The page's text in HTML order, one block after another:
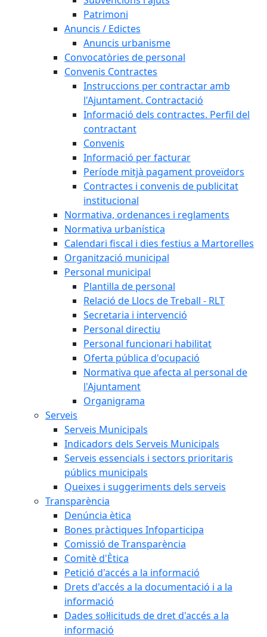
Patrimoni
Anuncis / Edictes
Anuncis urbanisme
Convocatòries de personal
Convenis Contractes
Instruccions per contractar amb
l'Ajuntament. Contractació
Informació dels contractes. Perfil del
contractant
Convenis
Informació per facturar
Període mitjà pagament proveïdors
Contractes i convenis de publicitat
institucional
Normativa, ordenances i reglaments
Normativa urbanística
Calendari fiscal i dies festius a Martorelles
Organització municipal
Personal municipal
Plantilla de personal
Relació de Llocs de Treball - RLT
Secretaria i intervenció
Personal directiu
Personal funcionari habilitat
Oferta pública d'ocupació
Normativa que afecta al personal de
l'Ajuntament
Organigrama
Serveis
Serveis Municipals
Indicadors dels Serveis Municipals
Serveis essencials i sectors prioritaris
públics municipals
Queixes i suggeriments dels serveis
Transparència
Denúncia ètica
Bones pràctiques Infoparticipa
Comissió de Transparència
Comitè d'Ètica
Petició d'accés a la informació
Drets d'accés a la documentació i a la
informació
Dades sol·licituds de dret d'accés a la
informació